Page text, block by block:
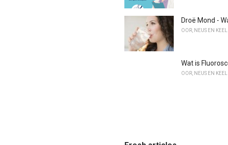
Droë Mond -
OOR, NEUS EN KEEL
Wat is
OOR, NEUS EN KEEL